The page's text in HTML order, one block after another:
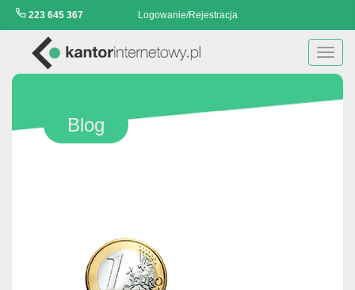
223 645 367 Logowanie/Rejestracja
Blog